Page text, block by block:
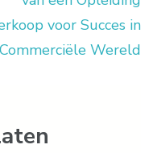
voor Succes in
Wereld